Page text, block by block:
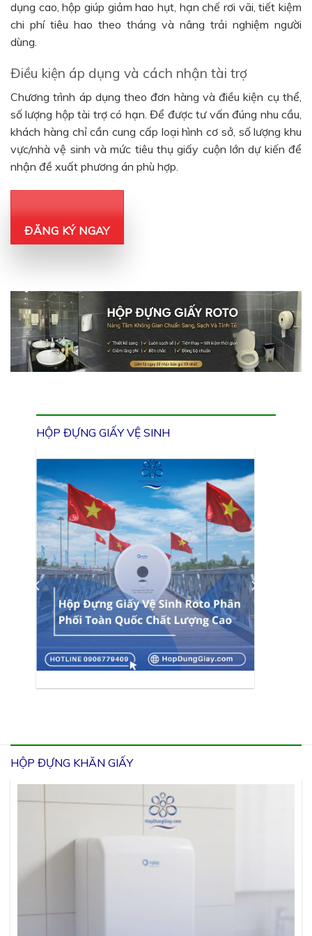
dụng cao, hộp giúp giảm hao hụt, hạn chế rơi vãi, tiết kiệm
chi phí tiêu hao theo tháng và nâng trải nghiệm người
dùng.
Điều kiện áp dụng và cách nhận tài trợ
Chương trình áp dụng theo đơn hàng và điều kiện cụ thể,
số lượng hộp tài trợ có hạn. Để được tư vấn đúng nhu cầu,
khách hàng chỉ cần cung cấp loại hình cơ sở, số lượng khu
vực/nhà vệ sinh và mức tiêu thụ giấy cuộn lớn dự kiến để
nhận đề xuất phương án phù hợp.
ĐĂNG KÝ NGAY
HỘP ĐỰNG GIẤY VỆ SINH
HỘP ĐỰNG KHĂN GIẤY